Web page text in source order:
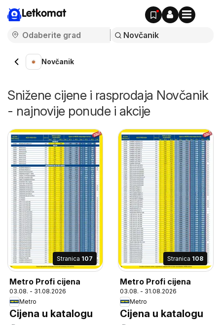
Letkomat
Novčanik
Snižene cijene i rasprodaja Novčanik
- najnovije ponude i akcije
Stranica 107
Metro Profi cijena
03.08. - 31.08.2026
Metro
Cijena u katalogu
Stranica 108
Metro Profi cijena
03.08. - 31.08.2026
Metro
Cijena u katalogu